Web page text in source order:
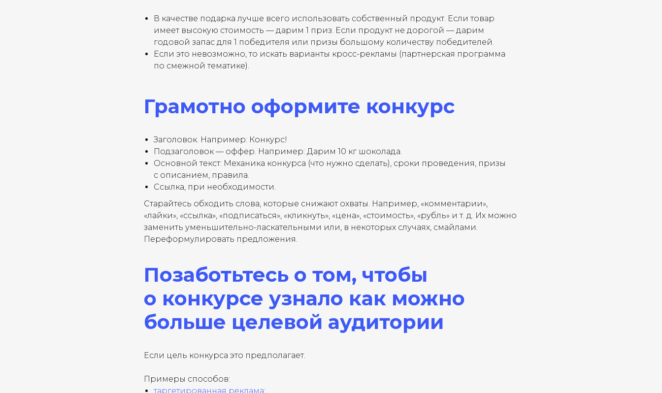
В качестве подарка лучше всего использовать собственный продукт. Если товар
имеет высокую стоимость — дарим 1 приз. Если продукт не дорогой — дарим
годовой запас для 1 победителя или призы большому количеству победителей.
Если это невозможно, то искать варианты кросс-рекламы (партнерская программа
по смежной тематике).
Грамотно оформите конкурс
Заголовок. Например: Конкурс!
Подзаголовок — оффер. Например: Дарим 10 кг шоколада.
Основной текст: Механика конкурса (что нужно сделать), сроки проведения, призы
с описанием, правила.
Ссылка, при необходимости.
Старайтесь обходить слова, которые снижают охваты. Например, «комментарии»,
«лайки», «ссылка», «подписаться», «кликнуть», «цена», «стоимость», «рубль» и т. д. Их можно
заменить уменьшительно-ласкательными или, в некоторых случаях, смайлами.
Переформулировать предложения.
Позаботьтесь о том, чтобы
о конкурсе узнало как можно
больше целевой аудитории
Если цель конкурса это предполагает.
Примеры способов:
таргетированная реклама;